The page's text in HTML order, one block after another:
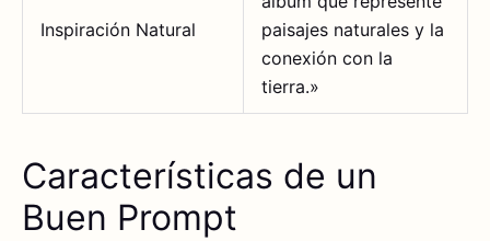
Inspiración Natural
paisajes naturales y la
conexión con la
tierra.»
Características de un
Buen Prompt